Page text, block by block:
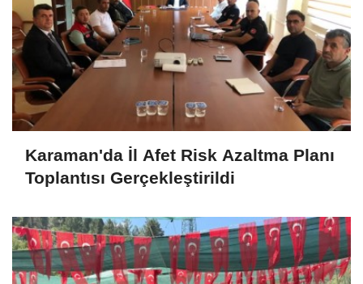
Karaman'da İl Afet Risk Azaltma Planı
Toplantısı Gerçekleştirildi